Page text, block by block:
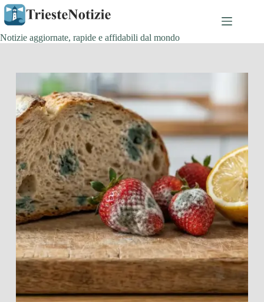
Salta
contenuto
Notizie aggiornate, rapide e affidabili dal mondo